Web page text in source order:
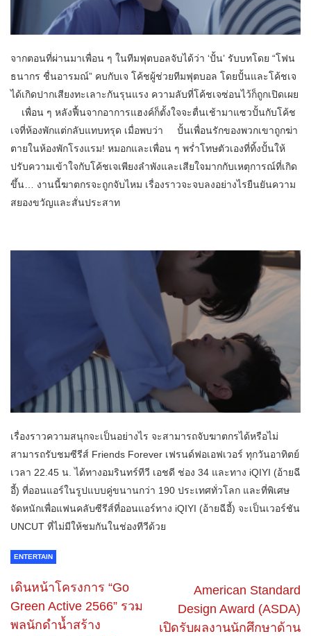
จากตอนที่ผ่านมาเพื่อน ๆ ในทีมฟุตบอลจับได้ว่า ‘ปั้น’ รับบทโดย “โฟน
ธนากร ชื่นอารมณ์” คบกับเจ โค้ชผู้ช่วยทีมฟุตบอล โดยปั้นและโค้ชเจ
ได้เกิดปากเสียงทะเลาะกันรุนแรง ความลับที่โค้ชเจซ่อนไว้ก็ถูกเปิดเผย
เพื่อน ๆ หลังฟื้นจากอาการแฮงค์ก็ตั้งใจจะตื่นเช้ามาแซวปั้นกับโค้ช
เจที่ห้องพักแต่กลับแทบทรุด เมื่อพบว่า ปั้นเพื่อนรักของพวกเขาถูกฆ่า
ตายในห้องพักโรงแรม! หมอกและเพื่อน ๆ พร่ำโทษตัวเองที่ทิ้งปั้นให้
ปรับความเข้าใจกับโค้ชเจเพียงลำพังและเสียใจมากกับเหตุการณ์ที่เกิด
ขึ้น… งานนี้ฆาตกรจะถูกจับไหม เรื่องราวจะจบลงอย่างไรยืนยันความ
สยองขวัญและสั่นประสาท
เรื่องราวความสนุกจะเป็นอย่างไร จะสามารถจับฆาตกรได้หรือไม่
สามารถรับชมซีรีส์ Friends Forever เฟรนด์ฟอเอฟเวอร์ ทุกวันอาทิตย์
เวลา 22.45 น. ได้ทางอมรินทร์ทีวี เอชดี ช่อง 34 และทาง iQIYI (อ้ายฉี
อี้) ที่ออนแอร์ในรูปแบบคู่ขนานกว่า 190 ประเทศทั่วโลก และที่พิเศษ
จัดหนักเพื่อแฟนคลับซีรีส์ที่ออนแอร์ทาง iQIYI (อ้ายฉีอี้) จะเป็นเวอร์ชัน
UNCUT ที่ไม่มีให้ชมกันในช่องทีวีด้วย
ENTERTAIN
เดินหน้าโครงการ “Go
Green Active 2566” รวม
พลนักดำน้ำสร้าง
American Standard
Design Award (ASDA)
เปิดรับผลงานนักศึกษาด้าน